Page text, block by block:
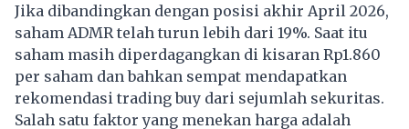
Jika dibandingkan dengan posisi akhir April 2026,
saham ADMR telah turun lebih dari 19%. Saat itu
saham masih diperdagangkan di kisaran Rp1.860
per saham dan bahkan sempat mendapatkan
rekomendasi trading buy dari sejumlah sekuritas.
Salah satu faktor yang menekan harga adalah